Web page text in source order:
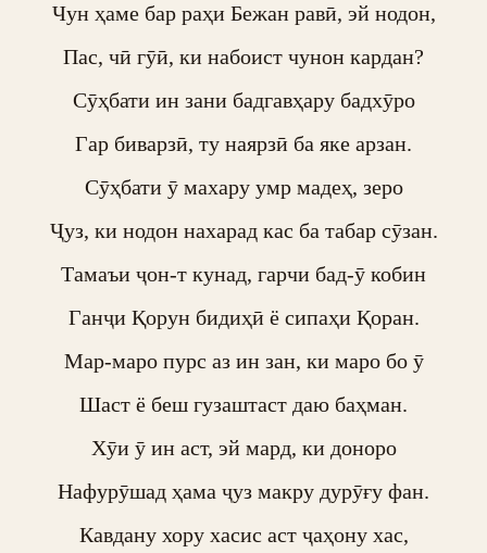
Чун ҳаме бар раҳи Бежан равӣ, эй нодон,
Пас, чӣ гӯӣ, ки набоист чунон кардан?
Сӯҳбати ин зани бадгавҳару бадхӯро
Гар биварзӣ, ту наярзӣ ба яке арзан.
Сӯҳбати ӯ махару умр мадеҳ, зеро
Ҷуз, ки нодон нахарад кас ба табар сӯзан.
Тамаъи ҷон-т кунад, гарчи бад-ӯ кобин
Ганҷи Қорун бидиҳӣ ё сипаҳи Қоран.
Мар-маро пурс аз ин зан, ки маро бо ӯ
Шаст ё беш гузаштаст даю баҳман.
Хӯи ӯ ин аст, эй мард, ки доноро
Нафурӯшад ҳама ҷуз макру дурӯғу фан.
Кавдану хору хасис аст ҷаҳону хас,